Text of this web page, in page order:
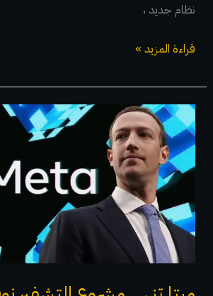
نظام جديد ،
قراءة المزيد »
ميتا
تنهي
مشروع
التشفير
نوفي
بعد
أن
كشف